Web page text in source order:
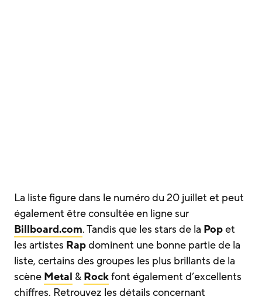
La liste figure dans le numéro du 20 juillet et peut
également être consultée en ligne sur
Billboard.com. Tandis que les stars de la Popet
les artistes Rapdominent une bonne partie de la
liste, certains des groupes les plus brillants de la
scène Metal & Rockfont ​​également d’excellents
chiffres. Retrouvez les détails concernant